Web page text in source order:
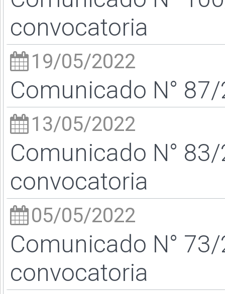
convocatoria
19/05/2022
Comunicado N°
13/05/2022
Comunicado N°
convocatoria
05/05/2022
Comunicado N°
convocatoria